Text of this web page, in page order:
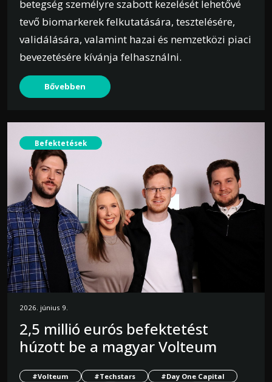
betegség személyre szabott kezelését lehetővé
tevő biomarkerek felkutatására, tesztelésére,
validálására, valamint hazai és nemzetközi piaci
bevezetésére kívánja felhasználni.
Bővebben
Befektetések
2026. június 9.
2,5 millió eurós befektetést
húzott be a magyar Volteum
#Volteum #Techstars
#Day One Capital